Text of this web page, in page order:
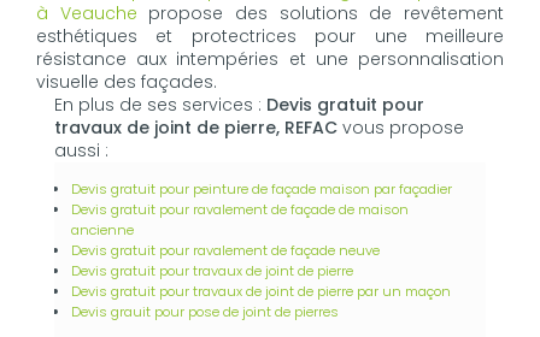
à Veauche propose des solutions de revêtement
esthétiques et protectrices pour une meilleure
résistance aux intempéries et une personnalisation
visuelle des façades.
En plus de ses services : Devis gratuit pour
travaux de joint de pierre, REFAC vous propose
aussi :
Devis gratuit pour peinture de façade maison par façadier
Devis gratuit pour ravalement de façade de maison
ancienne
Devis gratuit pour ravalement de façade neuve
Devis gratuit pour travaux de joint de pierre
Devis gratuit pour travaux de joint de pierre par un maçon
Devis grauit pour pose de joint de pierres